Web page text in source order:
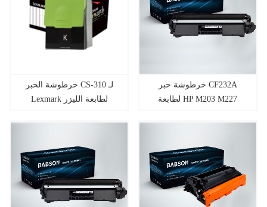
خرطوشة الحبر CS-310 لـ
Lexmark لطابعة الليزر
خرطوشة حبر CF232A
لطابعة HP M203 M227